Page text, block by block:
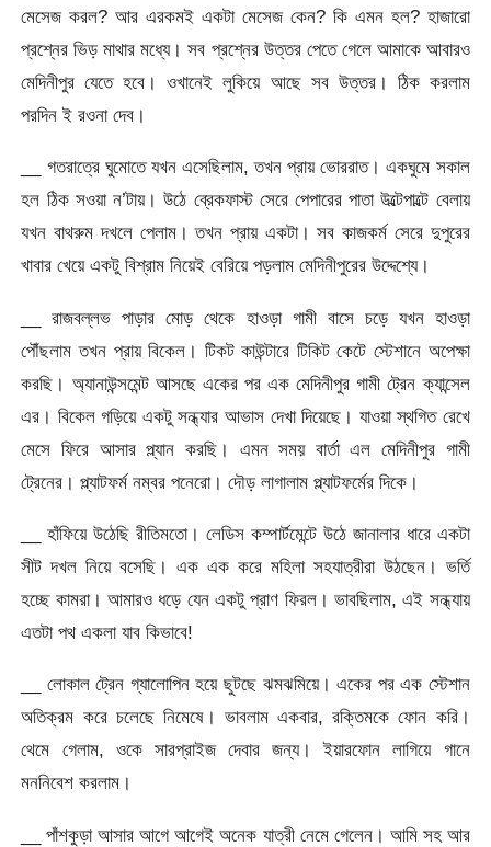
মেসেজ করল? আর এরকমই একটা মেসেজ কেন? কি এমন হল? হাজারো
প্রশ্নের ভিড় মাথার মধ্যে। সব প্রশ্নের উত্তর পেতে গেলে আমাকে আবারও
মেদিনীপুর যেতে হবে। ওখানেই লুকিয়ে আছে সব উত্তর। ঠিক করলাম
পরদিন ই রওনা দেব।
__ গতরাত্রে ঘুমোতে যখন এসেছিলাম, তখন প্রায় ভোররাত। একঘুমে সকাল
হল ঠিক সওয়া ন’টায়। উঠে ব্রেকফাস্ট সেরে পেপারের পাতা উল্টেপাল্টে বেলায়
যখন বাথরুম দখলে পেলাম। তখন প্রায় একটা। সব কাজকর্ম সেরে দুপুরের
খাবার খেয়ে একটু বিশ্রাম নিয়েই বেরিয়ে পড়লাম মেদিনীপুরের উদ্দেশ্যে।
__ রাজবল্লভ পাড়ার মোড় থেকে হাওড়া গামী বাসে চড়ে যখন হাওড়া
পৌঁছলাম তখন প্রায় বিকেল। টিকট কাউন্টারে টিকিট কেটে স্টেশানে অপেক্ষা
করছি। অ্যানাউন্সমেন্ট আসছে একের পর এক মেদিনীপুর গামী ট্রেন ক্যান্সেল
এর। বিকেল গড়িয়ে একটু সন্ধ্যার আভাস দেখা দিয়েছে। যাওয়া স্থগিত রেখে
মেসে ফিরে আসার প্ল্যান করছি। এমন সময় বার্তা এল মেদিনীপুর গামী
ট্রেনের। প্ল্যাটফর্ম নম্বর পনেরো। দৌড় লাগালাম প্ল্যাটফর্মের দিকে।
__ হাঁফিয়ে উঠেছি রীতিমতো। লেডিস কম্পার্টমেন্টে উঠে জানালার ধারে একটা
সীট দখল নিয়ে বসেছি। এক এক করে মহিলা সহযাত্রীরা উঠছেন। ভর্তি
হচ্ছে কামরা। আমারও ধড়ে যেন একটু প্রাণ ফিরল। ভাবছিলাম, এই সন্ধ্যায়
এতটা পথ একলা যাব কিভাবে!
__ লোকাল ট্রেন গ্যালোপিন হয়ে ছুটছে ঝমঝমিয়ে। একের পর এক স্টেশান
অতিক্রম করে চলেছে নিমেষে। ভাবলাম একবার, রক্তিমকে ফোন করি।
থেমে গেলাম, ওকে সারপ্রাইজ দেবার জন্য। ইয়ারফোন লাগিয়ে গানে
মননিবেশ করলাম।
__ পাঁশকুড়া আসার আগে আগেই অনেক যাত্রী নেমে গেলেন। আমি সহ আর